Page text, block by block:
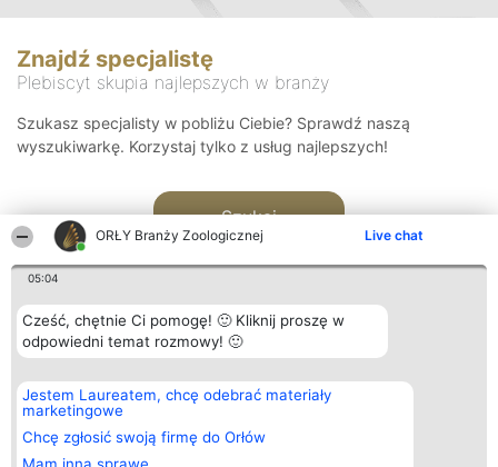
ORŁY Branży Zoologicznej Live chat
05:04
Cześć, chętnie Ci pomogę! 🙂 Kliknij proszę w
odpowiedni temat rozmowy! 🙂
Jestem Laureatem, chcę odebrać materiały
marketingowe
Chcę zgłosić swoją firmę do Orłów
Znajdź specjalistę
Plebiscyt skupia najlepszych w branży
Szukasz specjalisty w pobliżu Ciebie? Sprawdź naszą
wyszukiwarkę. Korzystaj tylko z usług najlepszych!
Szukaj
Organizator plebiscytu
Bright Side Solutions sp. z o.
o. sp. k.
ul. Ruska 22
Wrocław 50-079
KRS 0000749100 | Regon
Plebiscyt
Laureaci
wszystkich
Laureatów
Kontakt
Kontakt